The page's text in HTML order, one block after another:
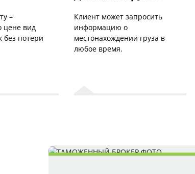
–
цене вид
без потери
Клиент может запросить
информацию о
местонахождении груза в
любое время.